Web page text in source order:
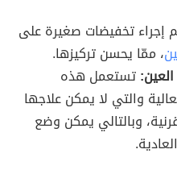
إجراء تخفيضات صغيرة على
، ممّا يحسن تركيزها.
تستعمل هذه
والتي لا يمكن علاجها
وبالتالي يمكن وضع